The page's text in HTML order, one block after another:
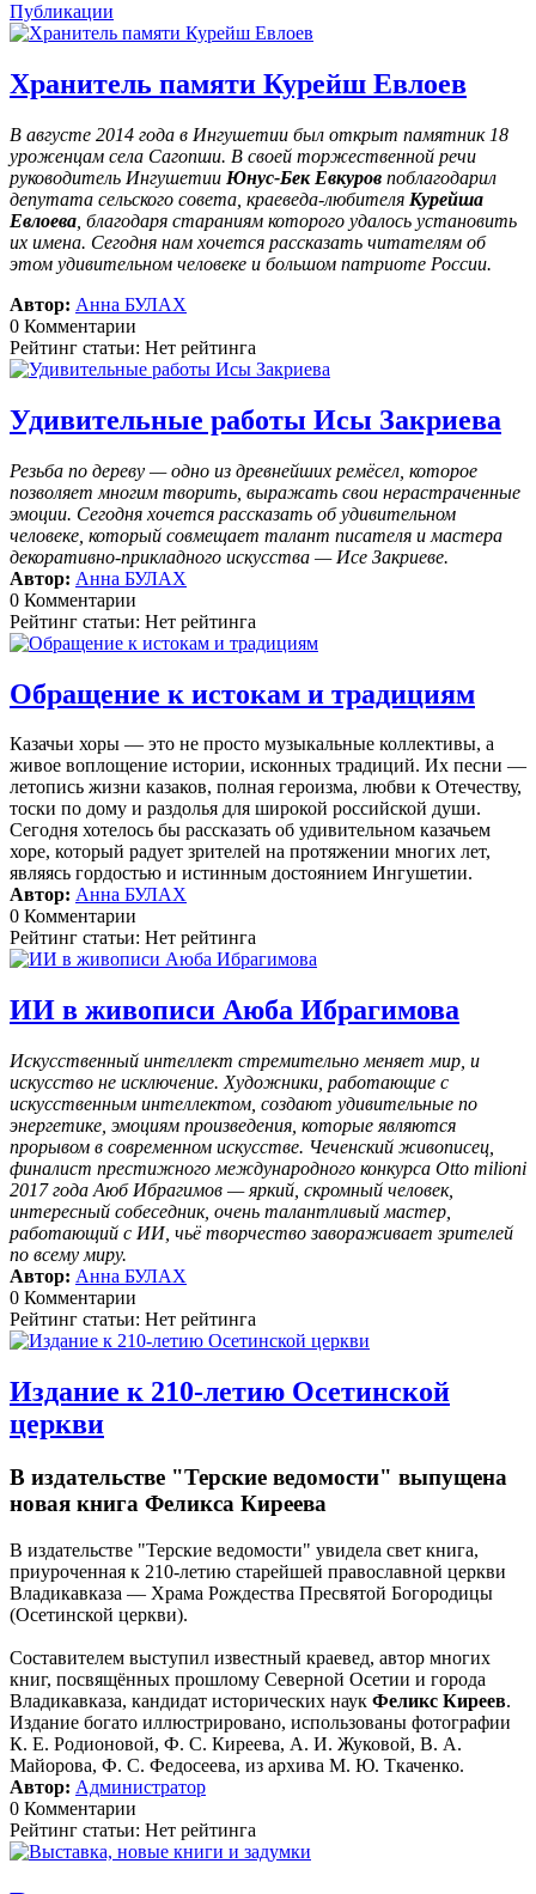
Публикации
Хранитель памяти Курейш Евлоев
В августе 2014 года в Ингушетии был открыт памятник 18
уроженцам села Сагопши. В своей торжественной речи
руководитель Ингушетии Юнус-Бек Евкуров поблагодарил
депутата сельского совета, краеведа-любителя Курейша
Евлоева , благодаря стараниям которого удалось установить
их имена. Сегодня нам хочется рассказать читателям об
этом удивительном человеке и большом патриоте России.
Автор: Анна БУЛАХ
0 Комментарии
Рейтинг статьи: Нет рейтинга
Удивительные работы Исы Закриева
Резьба по дереву — одно из древнейших ремёсел, которое
позволяет многим творить, выражать свои нерастраченные
эмоции. Сегодня хочется рассказать об удивительном
человеке, который совмещает талант писателя и мастера
декоративно-прикладного искусства — Исе Закриеве.
Автор: Анна БУЛАХ
0 Комментарии
Рейтинг статьи: Нет рейтинга
Обращение к истокам и традициям
Казачьи хоры — это не просто музыкальные коллективы, а
живое воплощение истории, исконных традиций. Их песни —
летопись жизни казаков, полная героизма, любви к Отечеству,
тоски по дому и раздолья для широкой российской души.
Сегодня хотелось бы рассказать об удивительном казачьем
хоре, который радует зрителей на протяжении многих лет,
являясь гордостью и истинным достоянием Ингушетии.
Автор: Анна БУЛАХ
0 Комментарии
Рейтинг статьи: Нет рейтинга
ИИ в живописи Аюба Ибрагимова
Искусственный интеллект стремительно меняет мир, и
искусство не исключение. Художники, работающие с
искусственным интеллектом, создают удивительные по
энергетике, эмоциям произведения, которые являются
прорывом в современном искусстве. Чеченский живописец,
финалист престижного международного конкурса Otto milioni
2017 года Аюб Ибрагимов — яркий, скромный человек,
интересный собеседник, очень талантливый мастер,
работающий с ИИ, чьё творчество завораживает зрителей
по всему миру.
Автор: Анна БУЛАХ
0 Комментарии
Рейтинг статьи: Нет рейтинга
Издание к 210-летию Осетинской
церкви
В издательстве "Терские ведомости" выпущена
новая книга Феликса Киреева
В издательстве "Терские ведомости" увидела свет книга,
приуроченная к 210-летию старейшей православной церкви
Владикавказа — Храма Рождества Пресвятой Богородицы
(Осетинской церкви).
Составителем выступил известный краевед, автор многих
книг, посвящённых прошлому Северной Осетии и города
Владикавказа, кандидат исторических наук Феликс Киреев.
Издание богато иллюстрировано, использованы фотографии
К. Е. Родионовой, Ф. С. Киреева, А. И. Жуковой, В. А.
Майорова, Ф. С. Федосеева, из архива М. Ю. Ткаченко.
Автор: Администратор
0 Комментарии
Рейтинг статьи: Нет рейтинга